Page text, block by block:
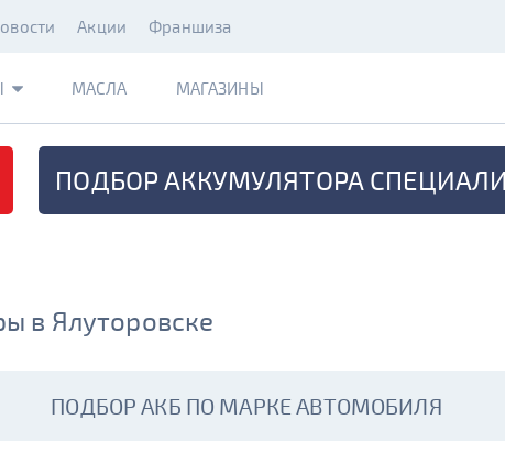
Акции Франшиза
МАСЛА МАГАЗИНЫ
ПОДБОР АККУМУЛЯТОРА
в Ялуторовске
ПОДБОР АКБ ПО МАРКЕ АВТОМОБИЛЯ